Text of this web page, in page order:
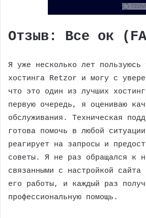
Отзыв: Все ок
Я уже несколько лет пользуюсь
хостинга Retzor и могу с
что это один из лучших
первую очередь, я оцениваю
обслуживания. Техническая
готова помочь в любой
реагирует на запросы и
советы. Я не раз обращался к
связанными с настройкой сайта
его работы, и каждый раз
профессиональную помощь.